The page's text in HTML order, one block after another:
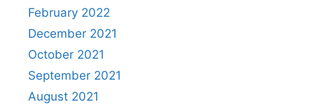
February 2022
December 2021
October 2021
September 2021
August 2021